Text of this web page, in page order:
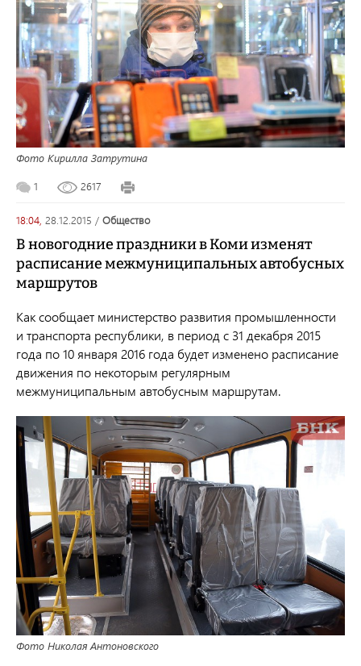
Фото Кирилла Затрутина
1 2617
18:04, 28.12.2015 / общество
В новогодние праздники в Коми изменят
расписание межмуниципальных автобусных
маршрутов
Как сообщает министерство развития промышленности
и транспорта республики, в период с 31 декабря 2015
года по 10 января 2016 года будет изменено расписание
движения по некоторым регулярным
межмуниципальным автобусным маршрутам.
Фото Николая Антоновского